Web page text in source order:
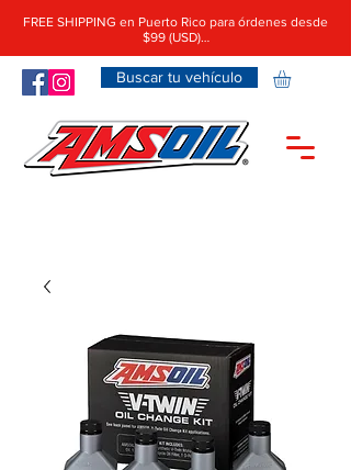
Buscar tu vehículo
FREE SHIPPING en Puerto Rico para órdenes desde
$99 (USD)…